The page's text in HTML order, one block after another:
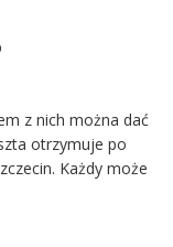
z nich można dać
otrzymuje po
Każdy może